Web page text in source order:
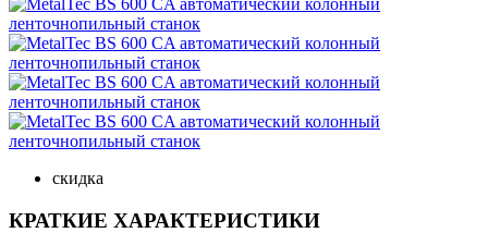
скидка
КРАТКИЕ ХАРАКТЕРИСТИКИ